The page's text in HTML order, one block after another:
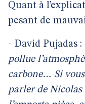
Quant à
pesant de
- David Pujadas :
pollue
carbone… Si
parler de Nicolas